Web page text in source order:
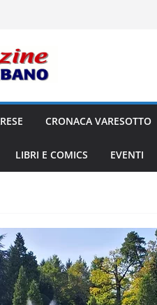
CRONACA VARESOTTO
LIBRI E COMICS EVENTI